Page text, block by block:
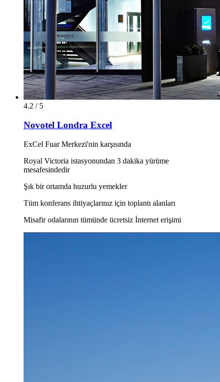
4.2 / 5
Novotel Londra Excel
ExCel Fuar Merkezi'nin karşısında
Royal Victoria istasyonundan 3 dakika yürüme
mesafesindedir
Şık bir ortamda huzurlu yemekler
Tüm konferans ihtiyaçlarınız için toplantı alanları
Misafir odalarının tümünde ücretsiz İnternet erişimi